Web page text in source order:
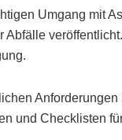
Umgang mit
und Checklisten